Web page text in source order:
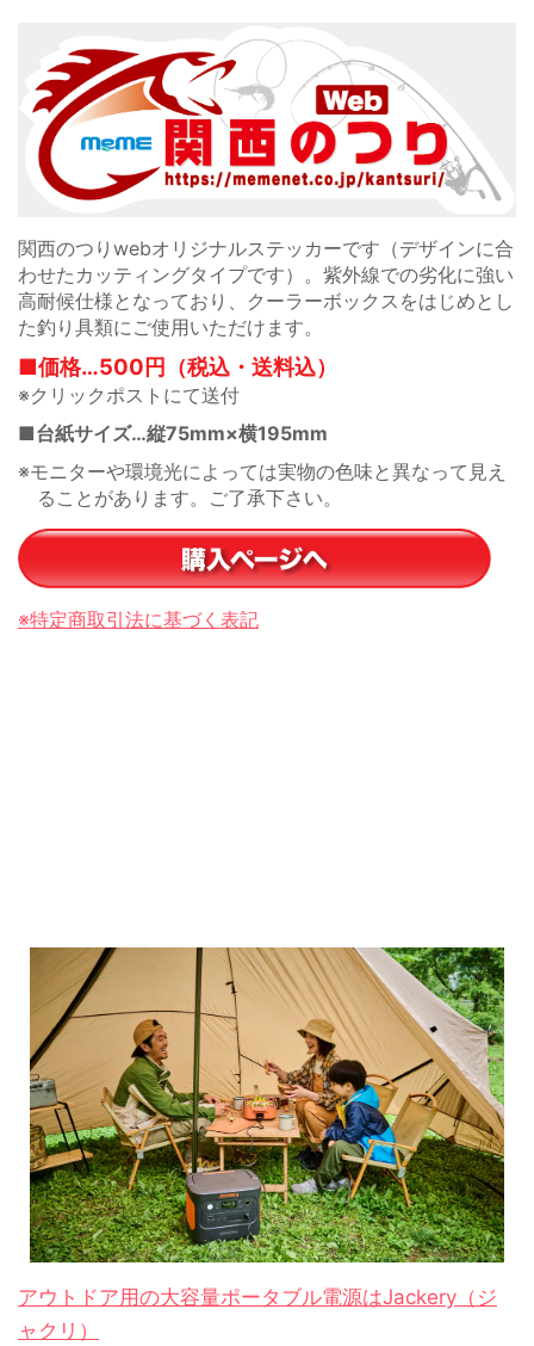
関西のつりwebオリジナルステッカーです（デザインに合
わせたカッティングタイプです）。紫外線での劣化に強い
高耐候仕様となっており、クーラーボックスをはじめとし
た釣り具類にご使用いただけます。
■価格…500円（税込・送料込）
※クリックポストにて送付
■台紙サイズ…縦75mm×横195mm
※モニターや環境光によっては実物の色味と異なって見え
ることがあります。ご了承下さい。
※特定商取引法に基づく表記
アウトドア用の大容量ポータブル電源はJackery（ジ
ャクリ）